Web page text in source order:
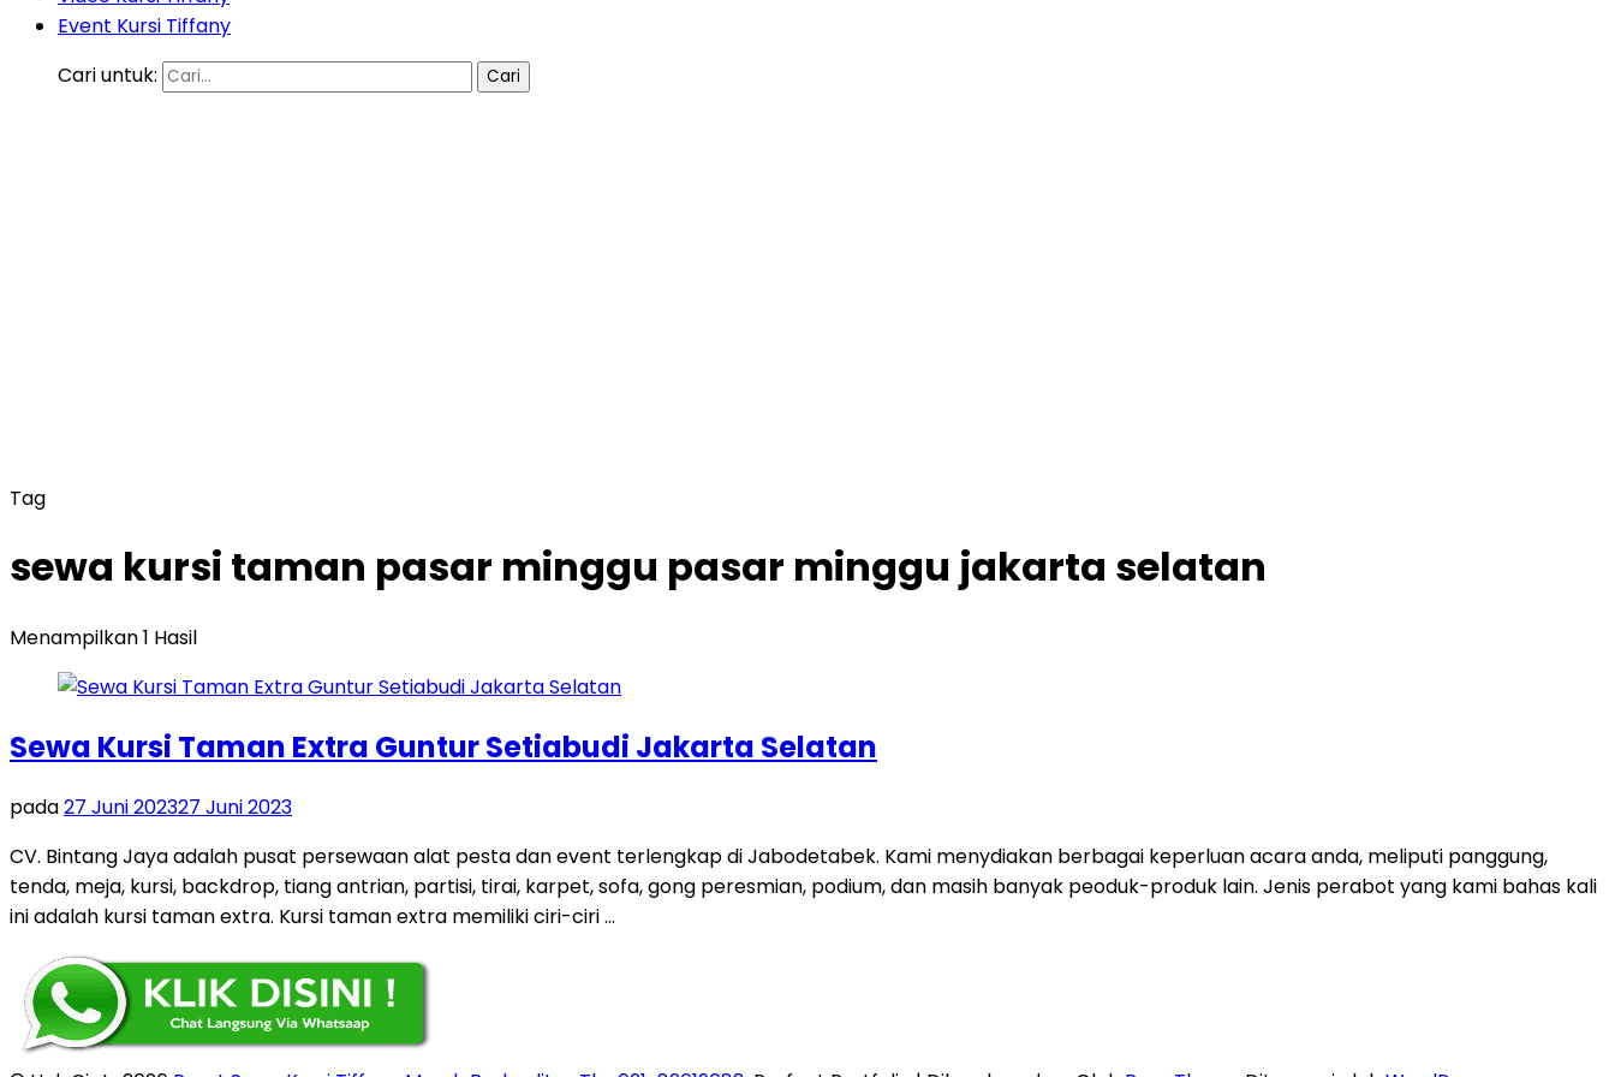
Event Kursi Tiffany
Cari untuk:
Tag
sewa kursi taman pasar minggu pasar minggu jakarta selatan
Menampilkan 1 Hasil
Sewa Kursi Taman Extra Guntur Setiabudi Jakarta Selatan
pada27 Juni 202327 Juni 2023
CV. Bintang Jaya adalah pusat persewaan alat pesta dan event terlengkap di Jabodetabek. Kami menydiakan berbagai keperluan acara anda, meliputi panggung,
tenda, meja, kursi, backdrop, tiang antrian, partisi, tirai, karpet, sofa, gong peresmian, podium, dan masih banyak peoduk-produk lain. Jenis perabot yang kami bahas kali
ini adalah kursi taman extra. Kursi taman extra memiliki ciri-ciri …